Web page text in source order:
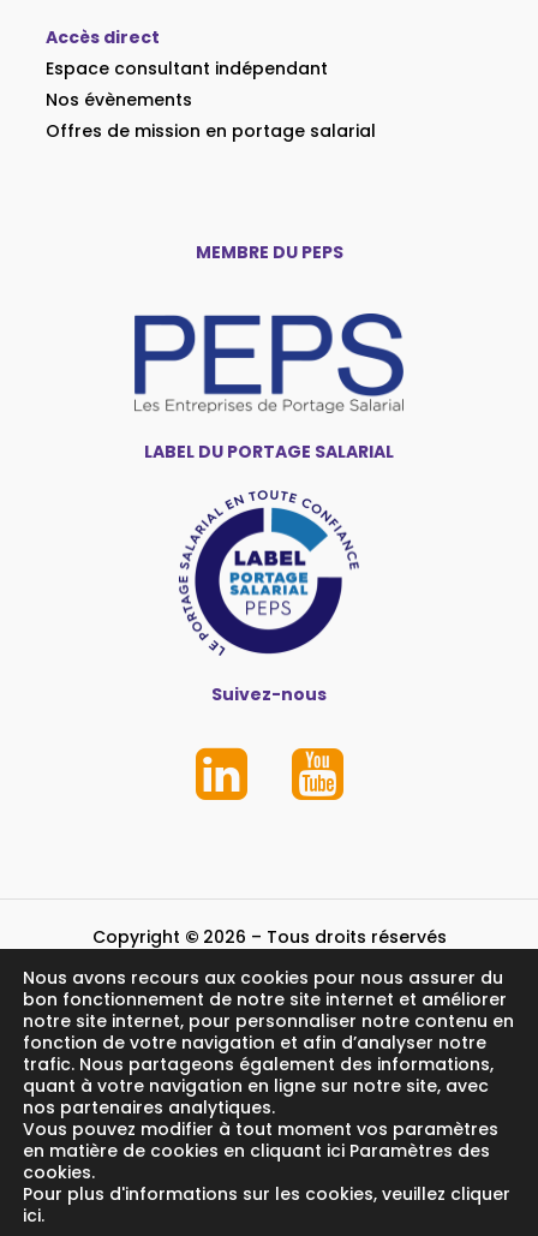
Accès direct
Espace consultant indépendant
Nos évènements
Offres de mission en portage salarial
MEMBRE DU PEPS
LABEL DU PORTAGE SALARIAL
Suivez-nous
Copyright © 2026 – Tous droits réservés
Mentions légales et crédits
Nous avons recours aux cookies pour nous assurer du
bon fonctionnement de notre site internet et améliorer
notre site internet, pour personnaliser notre contenu en
fonction de votre navigation et afin d’analyser notre
trafic. Nous partageons également des informations,
quant à votre navigation en ligne sur notre site, avec
nos partenaires analytiques.
Vous pouvez modifier à tout moment vos paramètres
en matière de cookies en cliquant ici Paramètres des
cookies.
Pour plus d'informations sur les cookies, veuillez cliquer
ici.